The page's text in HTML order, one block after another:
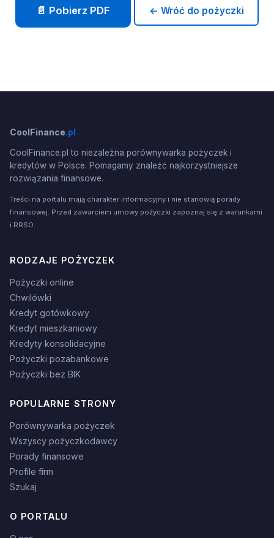
📄 Pobierz PDF ← Wróć do pożyczki
CoolFinance.pl
CoolFinance.pl to niezależna porównywarka pożyczek i
kredytów w Polsce. Pomagamy znaleźć najkorzystniejsze
rozwiązania finansowe.
Treści na portalu mają charakter informacyjny i nie stanowią porady
finansowej. Przed zawarciem umowy pożyczki zapoznaj się z warunkami
i RRSO.
RODZAJE POŻYCZEK
Pożyczki online
Chwilówki
Kredyt gotówkowy
Kredyt mieszkaniowy
Kredyty konsolidacyjne
Pożyczki pozabankowe
Pożyczki bez BIK
POPULARNE STRONY
Porównywarka pożyczek
Wszyscy pożyczkodawcy
Porady finansowe
Profile firm
Szukaj
O PORTALU